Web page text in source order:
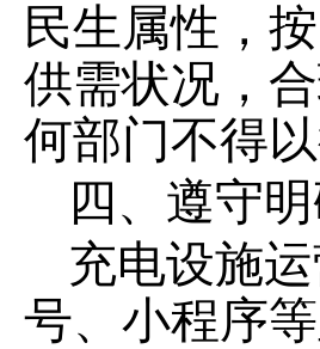
民生属性，
供需状况，
何部门不得
四 、遵守
充电设施
号、小程序